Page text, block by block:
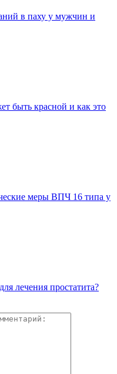
в паху у мужчин и
быть красной и как это
меры ВПЧ 16 типа у
лечения простатита?